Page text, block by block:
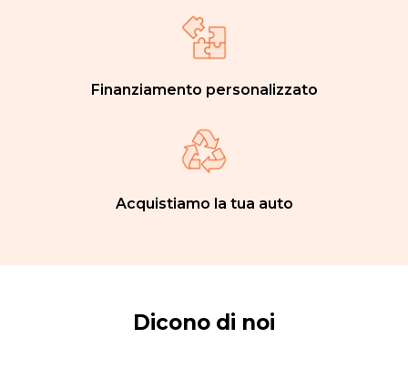
Finanziamento personalizzato
Acquistiamo la tua auto
Dicono di noi